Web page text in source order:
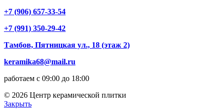
+7 (906) 657-33-54
+7 (991) 350-29-42
Тамбов, Пятницкая ул., 18 (этаж 2)
keramika68@mail.ru
работаем с 09:00 до 18:00
© 2026 Центр керамической плитки
Закрыть